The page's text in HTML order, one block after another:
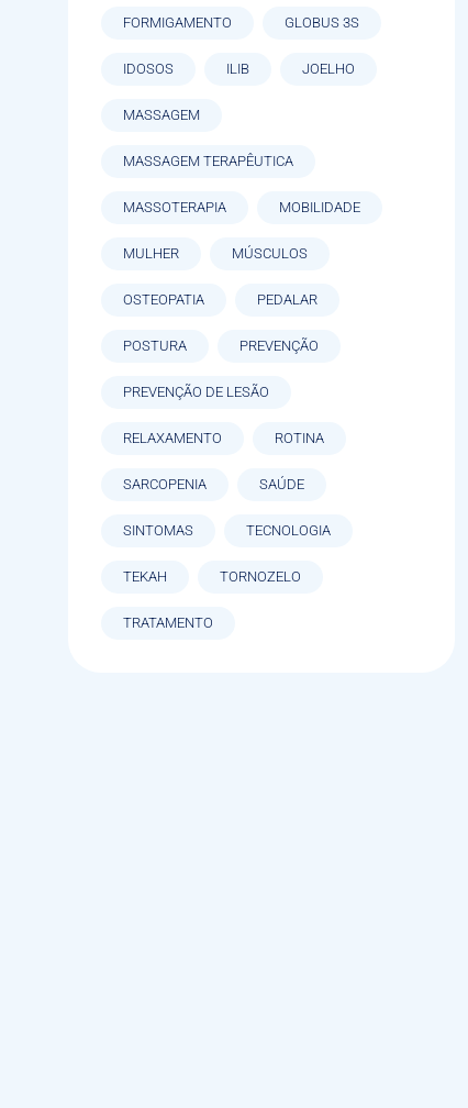
FORMIGAMENTO GLOBUS 3S
IDOSOS ILIB JOELHO
MASSAGEM
MASSAGEM TERAPÊUTICA
MASSOTERAPIA MOBILIDADE
MULHER MÚSCULOS
OSTEOPATIA PEDALAR
POSTURA PREVENÇÃO
PREVENÇÃO DE LESÃO
RELAXAMENTO ROTINA
SARCOPENIA SAÚDE
SINTOMAS TECNOLOGIA
TEKAH TORNOZELO
TRATAMENTO